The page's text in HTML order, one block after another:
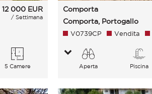
12 000 EUR
/ Settimana
5 Camere
Comporta
Comporta, Portogallo
V0739CP Vendita
Aperta
verde
Piscina